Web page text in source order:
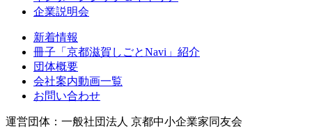
企業説明会
新着情報
冊子「京都滋賀しごとNavi」紹介
団体概要
会社案内動画一覧
お問い合わせ
運営団体：一般社団法人 京都中小企業家同友会